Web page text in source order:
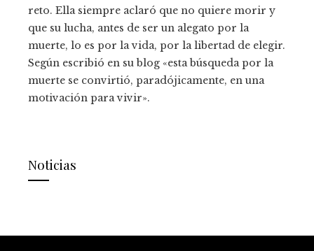
reto. Ella siempre aclaró que no quiere morir y
que su lucha, antes de ser un alegato por la
muerte, lo es por la vida, por la libertad de elegir.
Según escribió en su blog «esta búsqueda por la
muerte se convirtió, paradójicamente, en una
motivación para vivir».
Noticias